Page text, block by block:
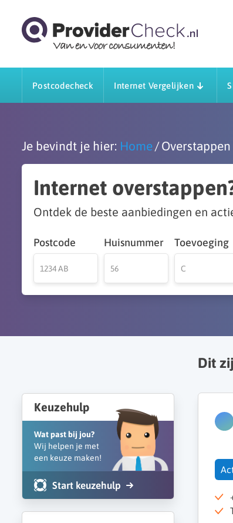
Postcodecheck Internet Vergelijken
Je bevindt je hier: Home
Internet
Ontdek de beste aanbiedingen en
Postcode Huisnummer Toevoeging
Keuzehulp
Wat past bij jou?
Wij helpen je met
een keuze maken!
Start keuzehulp
Dit